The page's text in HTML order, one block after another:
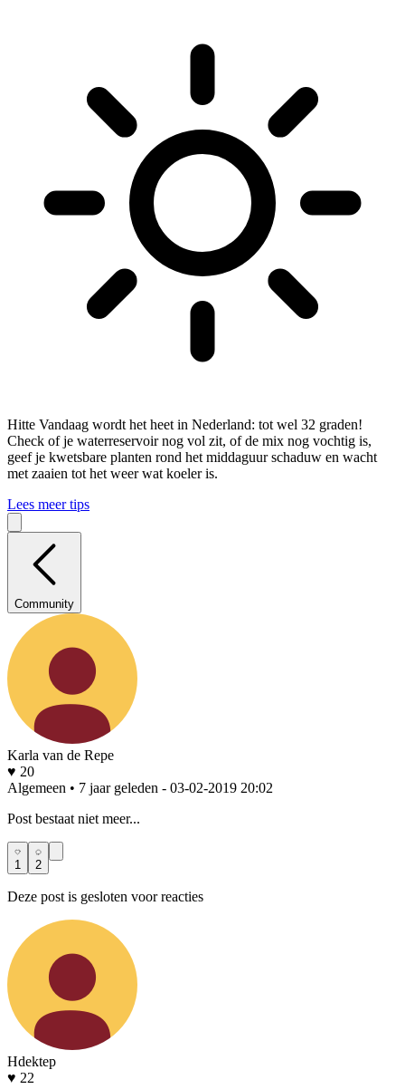
Hitte Vandaag wordt het heet in Nederland: tot wel 32 graden!
Check of je waterreservoir nog vol zit, of de mix nog vochtig is,
geef je kwetsbare planten rond het middaguur schaduw en wacht
met zaaien tot het weer wat koeler is.
Lees meer tips
Community
Karla van de Repe
♥ 20
Algemeen • 7 jaar geleden - 03-02-2019 20:02
Post bestaat niet meer...
1 2
Deze post is gesloten voor reacties
Hdektep
♥ 22